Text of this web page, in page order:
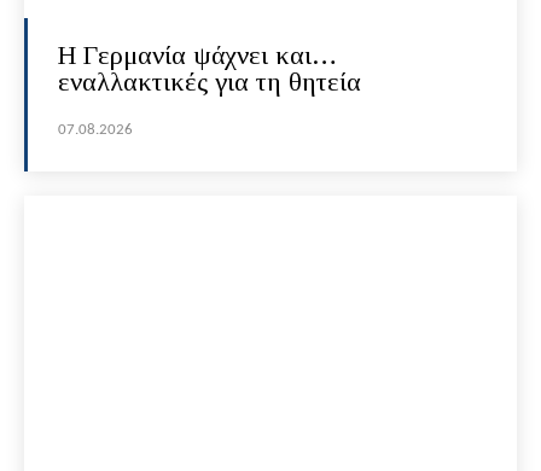
H Γερμανία ψάχνει και…
εναλλακτικές για τη θητεία
07.08.2026